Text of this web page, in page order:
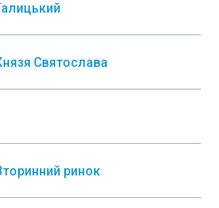
Святослава
ринок